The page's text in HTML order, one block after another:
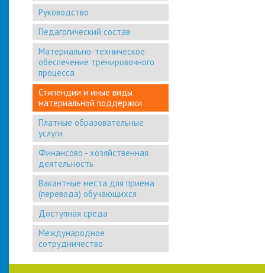
Руководство
Педагогический состав
Материально-техническое
обеспечение тренировочного
процесса
Стипендии и иные виды
материальной поддержки
Платные образовательные
услуги
Финансово - хозяйственная
деятельность
Вакантные места для приема
(перевода) обучающихся
Доступная среда
Международное
сотрудничество